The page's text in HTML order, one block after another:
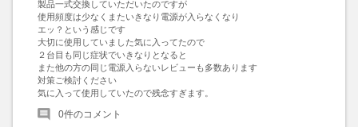
製品一式交換していただいたのですが
使用頻度は少なくまたいきなり電源が入らなくなり
エッ？という感じです
大切に使用していました気に入ってたので
２台目も同じ症状でいきなりとなると
また他の方の同じ電源入らないレビューも多数あります
対策ご検討ください
気に入って使用していたので残念すぎます。
0件のコメント